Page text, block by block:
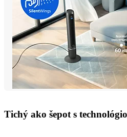
Tichý ako šepot s